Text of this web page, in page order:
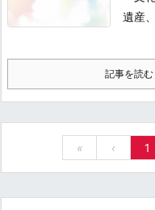
遺産
記事を読む
« ‹ 1